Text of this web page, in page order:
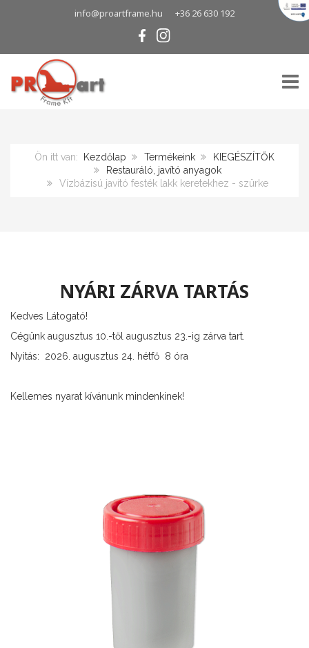
info@proartframe.hu +36 26 630 192
Ön itt van: Kezdőlap Termékeink
KIEGÉSZÍTŐK
Restauráló, javító anyagok
Vízbázisú javító festék lakk keretekhez - szürke
NYÁRI ZÁRVA TARTÁS
Kedves Látogató!
Cégünk augusztus 10.-től augusztus 23.-ig zárva tart.
Nyitás: 2026. augusztus 24. hétfő 8 óra
Kellemes nyarat kívánunk mindenkinek!